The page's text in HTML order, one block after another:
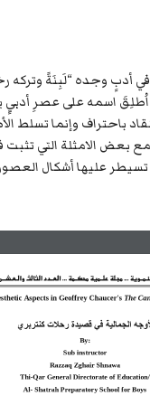
على عصرِ أدبيٍ يمتد من 1340
باحتراف وإنما تسلط
الامثلة التي تثبت
تسيطر عليها أشكال
... مجـلة علــمية محكــمة ... العــدد الثالث
Aspects in Geoffrey Chaucer's The
الجماليت في قصيدة رحلاث كنتربري
By:
Sub instructor
Razzaq Zghair Shnawa
Thi-Qar General Directorate of Education/
Al- Shatrah Preparatory School for Boys